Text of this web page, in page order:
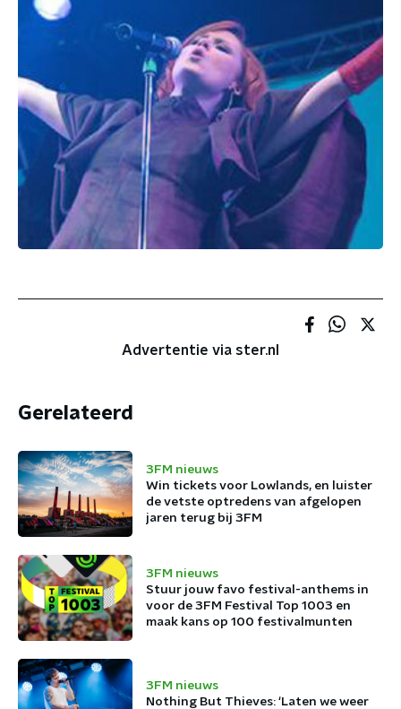
Advertentie via ster.nl
Gerelateerd
3FM nieuws
Win tickets voor Lowlands, en luister
de vetste optredens van afgelopen
jaren terug bij 3FM
3FM nieuws
Stuur jouw favo festival-anthems in
voor de 3FM Festival Top 1003 en
maak kans op 100 festivalmunten
3FM nieuws
Nothing But Thieves: ‘Laten we weer